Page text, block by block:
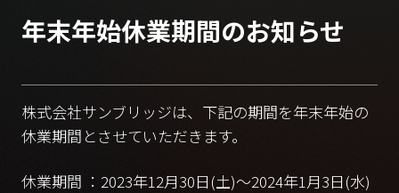
年末年始休業期間のお知らせ
株式会社サンブリッジは、下記の期間を年末年始の
休業期間とさせていただきます。
休業期間 ：2023年12月30日(土)〜2024年1月3日(水)